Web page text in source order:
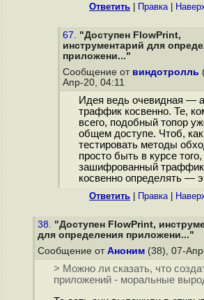
Ответить Правка|
67. "Доступен FlowPrint,
инструментарий для
приложени..."
Сообщение от виндотролль
Апр-20, 04:11
Идея ведь очевидная —
траффик косвенно. Те,
всего, подобный топор
общем доступе. Чтоб,
тестировать методы
просто быть в курсе
зашифрованный траффик
косвенно определять —
Ответить Правка|
38. "Доступен FlowPrint,
для определения приложени..."
Сообщение от Аноним (38), 07-
> Можно ли сказать, что
приложений - моpaльные